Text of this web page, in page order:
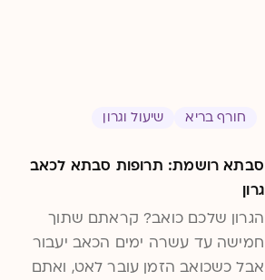
חורף בריא שיעול וגרון
סבתא רושמת: תרופות סבתא לכאב
גרון
הגרון שלכם כואב? קראתם שתוך
חמישה עד עשרה ימים הכאב יעבור
אבל כשכואב הזמן עובר לאט, ואתם